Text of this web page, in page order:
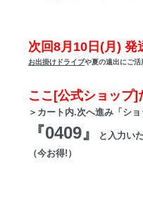
次回8月10日(月) 発
お出掛けドライブや夏の遠出にご
ここ[公式ショップ]
＞カート内.次へ進み「シ
『0409』
と入力い
（今お得!）